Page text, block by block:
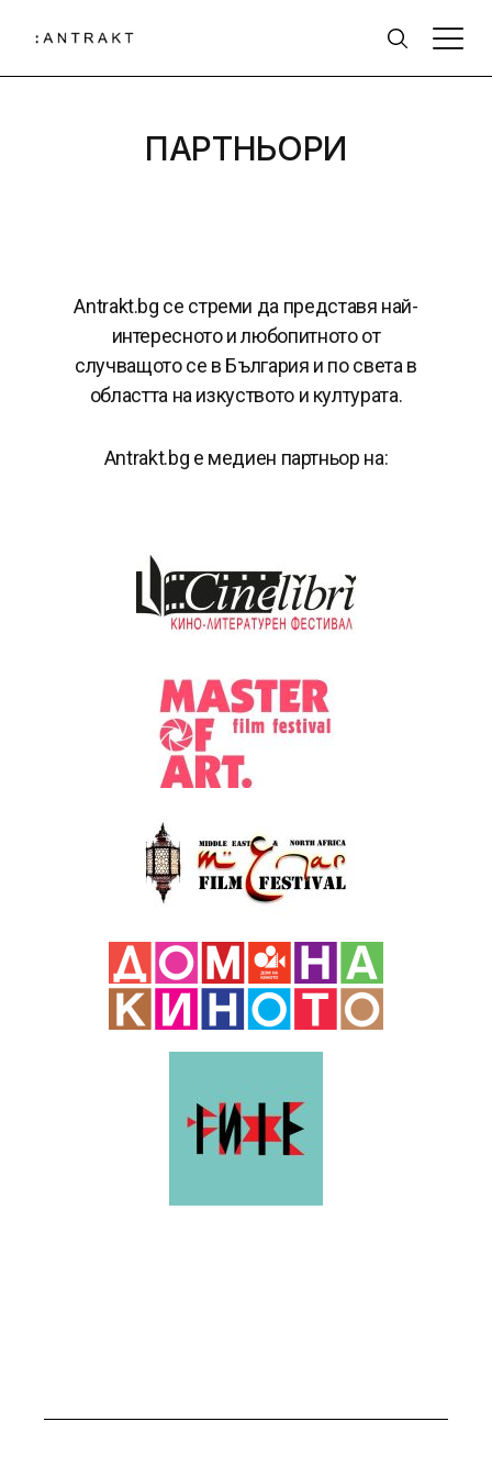
ПАРТНЬОРИ
Antrakt.bg се стреми да представя най-
интересното и любопитното от
случващото се в България и по света в
областта на изкуството и културата.
Antrakt.bg е медиен партньор на: